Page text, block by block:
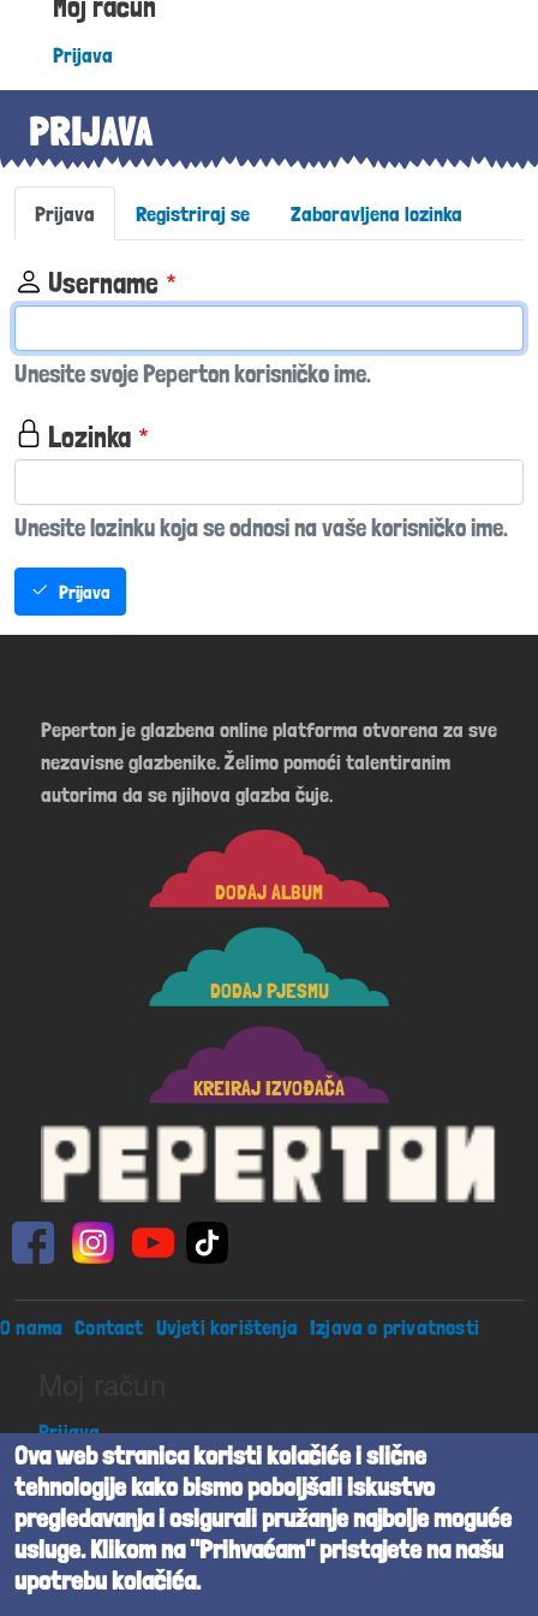
Prijava
PRIJAVA
Primary tabs
Prijava Registriraj se Zaboravljena lozinka
Username
Unesite svoje Peperton korisničko ime.
Lozinka
Unesite lozinku koja se odnosi na vaše korisničko ime.
Prijava
Peperton je glazbena online platforma otvorena za sve
nezavisne glazbenike. Želimo pomoći talentiranim
autorima da se njihova glazba čuje.
DODAJ ALBUM
DODAJ PJESMU
KREIRAJ IZVOĐAČA
Footer menu
O nama Contact Uvjeti korištenja Izjava o privatnosti
Prijava
Peperton j.d.o.o. sva prava pridržana
Beta verzija
Powered by
Ova web stranica koristi kolačiće i slične
tehnologije kako bismo poboljšali iskustvo
pregledavanja i osigurali pružanje najbolje moguće
usluge. Klikom na "Prihvaćam" pristajete na našu
upotrebu kolačića.